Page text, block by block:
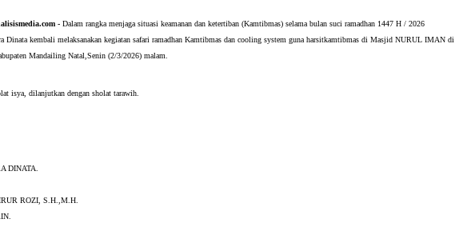
-Dalam rangka menjaga situasi keamanan dan ketertiban (Kamtibmas) selama bulan suci ramadhan 1447 H / 2026
Dinata kembali melaksanakan kegiatan safari ramadhan Kamtibmas dan cooling system guna harsitkamtibmas di Masjid NURUL IMAN di
Mandailing Natal,Senin (2/3/2026) malam.
isya, dilanjutkan dengan sholat tarawih.
DINATA.
ROZI, S.H.,M.H.